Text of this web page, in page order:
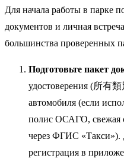
Для начала работы в парке
документов и личная
большинства проверенных
Подготовьте пакет
удостоверения (所有
автомобиля (если
полис ОСАГО, свежая
через ФГИС «Такси»).
регистрация в